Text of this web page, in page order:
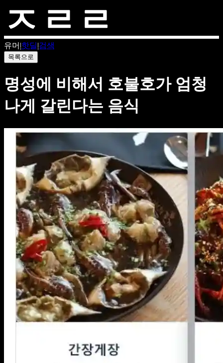
유머 |핫딜|검색
목록으로
명성에 비해서 호불호가 엄청
나게 갈린다는 음식